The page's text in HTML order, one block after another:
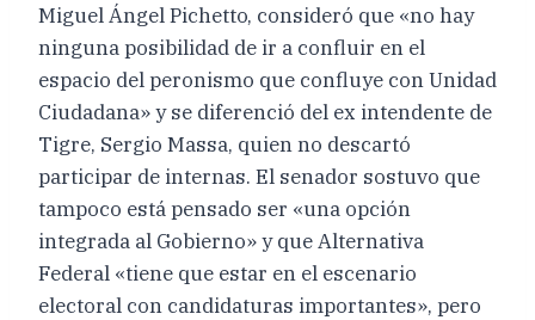
Miguel Ángel Pichetto, consideró que «no hay
ninguna posibilidad de ir a confluir en el
espacio del peronismo que confluye con Unidad
Ciudadana» y se diferenció del ex intendente de
Tigre, Sergio Massa, quien no descartó
participar de internas. El senador sostuvo que
tampoco está pensado ser «una opción
integrada al Gobierno» y que Alternativa
Federal «tiene que estar en el escenario
electoral con candidaturas importantes», pero